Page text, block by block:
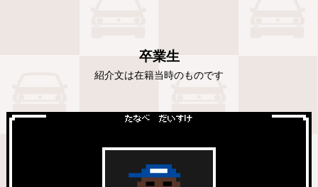
卒業生
紹介文は在籍当時のものです
たなべ だいすけ